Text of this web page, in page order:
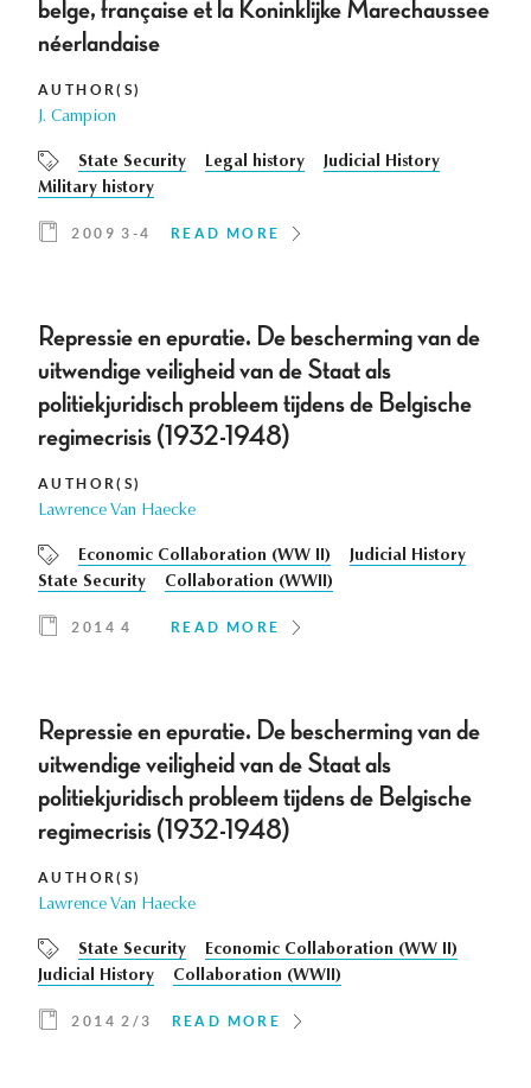
belge, française et la Koninklijke Marechaussee
néerlandaise
AUTHOR(S)
J. Campion
State Security Legal history
Judicial History
Military history
2009 3-4 READ MORE
Repressie en epuratie. De bescherming van de
uitwendige veiligheid van de Staat als
politiekjuridisch probleem tijdens de Belgische
regimecrisis (1932-1948)
AUTHOR(S)
Lawrence Van Haecke
Economic Collaboration (WW II)
Judicial History
State Security
Collaboration (WWII)
2014 4 READ MORE
Repressie en epuratie. De bescherming van de
uitwendige veiligheid van de Staat als
politiekjuridisch probleem tijdens de Belgische
regimecrisis (1932-1948)
AUTHOR(S)
Lawrence Van Haecke
State Security
Economic Collaboration (WW II)
Judicial History
Collaboration (WWII)
2014 2/3 READ MORE